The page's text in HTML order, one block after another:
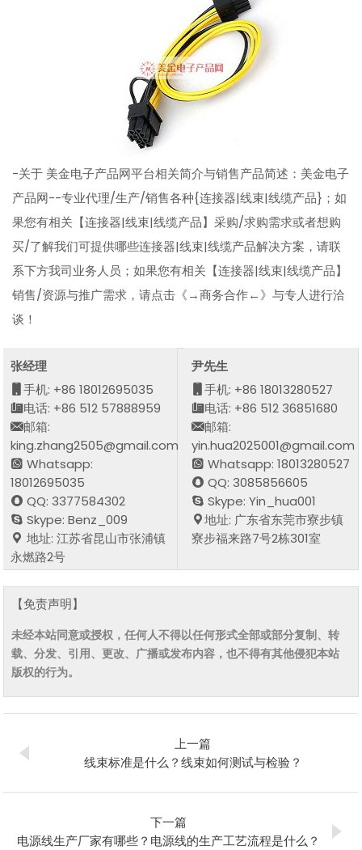
-关于 美金电子产品网平台相关简介与销售产品简述：美金电子
产品网--专业代理/生产/销售各种{连接器|线束|线缆产品}；如
果您有相关【连接器|线束|线缆产品】采购/求购需求或者想购
买/了解我们可提供哪些连接器|线束|线缆产品解决方案，请联
系下方我司业务人员；如果您有相关【连接器|线束|线缆产品】
销售/资源与推广需求，请点击《→商务合作←》与专人进行洽
谈！
张经理
手机: +86 18012695035
电话: +86 512 57888959
邮箱:
king.zhang2505@gmail.com
Whatsapp:
18012695035
QQ: 3377584302
Skype: Benz_009
地址: 江苏省昆山市张浦镇
永燃路2号
尹先生
手机: +86 18013280527
电话: +86 512 36851680
邮箱:
yin.hua2025001@gmail.com
Whatsapp: 18013280527
QQ: 3085856605
Skype: Yin_hua001
地址: 广东省东莞市寮步镇
寮步福来路7号2栋301室
【免责声明】
未经本站同意或授权，任何人不得以任何形式全部或部分复制、转
载、分发、引用、更改、广播或发布内容，也不得有其他侵犯本站
版权的行为。
上一篇
线束标准是什么？线束如何测试与检验？
下一篇
电源线生产厂家有哪些？电源线的生产工艺流程是什么？